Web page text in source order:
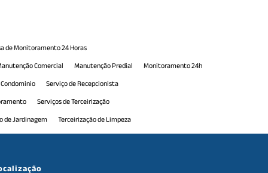
de Monitoramento 24 Horas
Comercial Manutenção Predial
Monitoramento 24h
Serviço de Recepcionista
Serviços de Terceirização
de Jardinagem
Terceirização de Limpeza
de Portaria
Terceirização de Portaria 24h